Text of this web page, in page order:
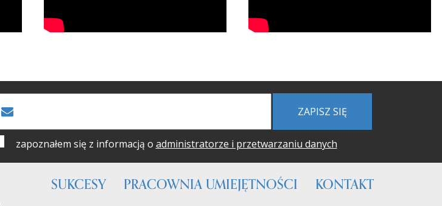
ZAPISZ SIĘ
zapoznałem się z informacją o administratorze i przetwarzaniu danych
SUKCESY PRACOWNIA UMIEJĘTNOŚCI KONTAKT